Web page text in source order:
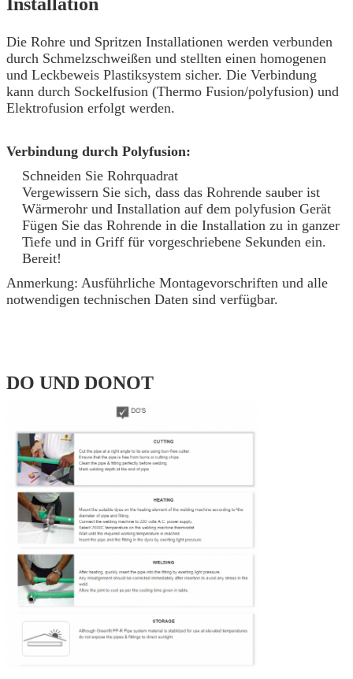
Die Rohre und Spritzen Installationen werden verbunden
durch Schmelzschweißen und stellten einen homogenen
und Leckbeweis Plastiksystem sicher. Die Verbindung
kann durch Sockelfusion (Thermo Fusion/polyfusion) und
Elektrofusion erfolgt werden.
Verbindung durch Polyfusion:
Schneiden Sie Rohrquadrat
Vergewissern Sie sich, dass das Rohrende sauber ist
Wärmerohr und Installation auf dem polyfusion Gerät
Fügen Sie das Rohrende in die Installation zu in ganzer
Tiefe und in Griff für vorgeschriebene Sekunden ein.
Bereit!
Anmerkung: Ausführliche Montagevorschriften und alle
notwendigen technischen Daten sind verfügbar.
DO UND DONOT